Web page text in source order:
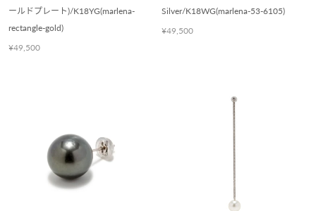
ールドプレート)/K18YG(marlena-
rectangle-gold)
¥49,500
Silver/K18WG(marlena-53-6105)
¥49,500